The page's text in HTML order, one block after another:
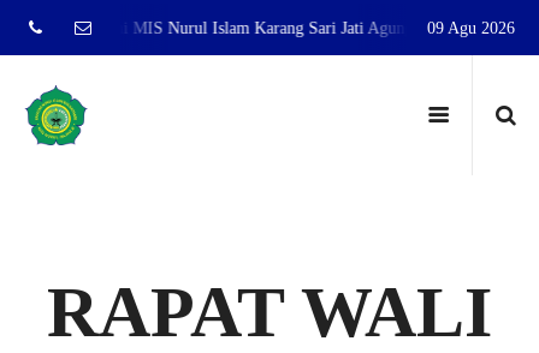
resmi MIS Nurul Islam Karang Sari Jati Agung Lampung Selatan
09 Agu 2026
RAPAT WALI